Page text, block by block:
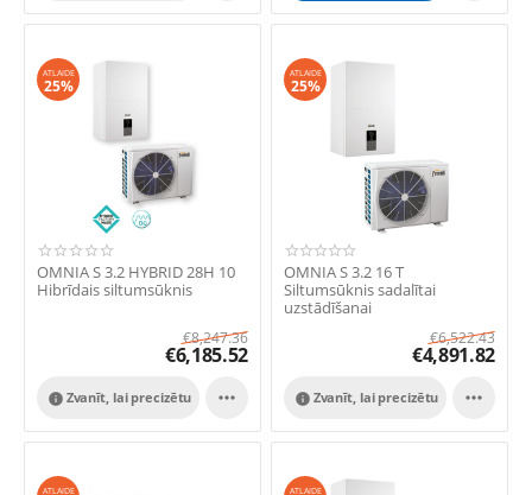
ATLAIDE
25%
OMNIA S 3.2 HYBRID 28H 10
Hibrīdais siltumsūknis
€8,247.36
€6,185.52
Zvanīt, lai precizētu
 
ATLAIDE
25%
OMNIA S 3.2 16 T
Siltumsūknis sadalītai
uzstādīšanai
€6,522.43
€4,891.82
Zvanīt, lai precizētu
 
ATLAIDE ATLAIDE